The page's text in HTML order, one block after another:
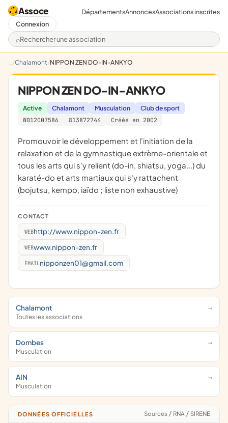
Assoce
Rechercher une association
DépartementsAnnoncesAssociations inscrites
Connexion
Chalamont NIPPON ZEN DO-IN-ANKYO
NIPPON ZEN DO-IN-ANKYO
Active Chalamont Musculation
Club de sport
W012007586
813872744 Créée en 2002
promouvoir le développement et l'initiation de la
relaxation et de la gymnastique extrème-orientale et
tous les arts qui s'y relient (do-in, shiatsu, yoga...) du
karaté-do et arts martiaux qui s'y rattachent
(bojutsu, kempo, iaïdo ; liste non exhaustive)
CONTACT
WEBhttp://www.nippon-zen.fr
WEBwww.nippon-zen.fr
EMAIL nipponzen01@gmail.com
Chalamont
Toutes les associations
Dombes
Musculation
AIN
Musculation
DONNÉES OFFICIELLES Sources / RNA / SIRENE